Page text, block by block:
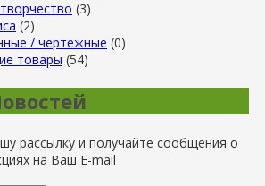
(3)
(2)
/ чертежные (0)
товары (54)
рассылку и получайте сообщения о
на Ваш E-mail